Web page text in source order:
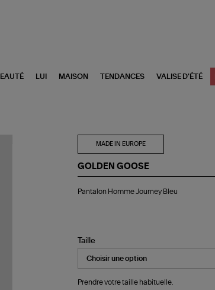
LUI MAISON TENDANCES VALISE D'ÉTÉ
MADE IN EUROPE
GOLDEN GOOSE
Homme
Pantalon Homme Journey Bleu
Taille
Prendre votre taille habituelle.